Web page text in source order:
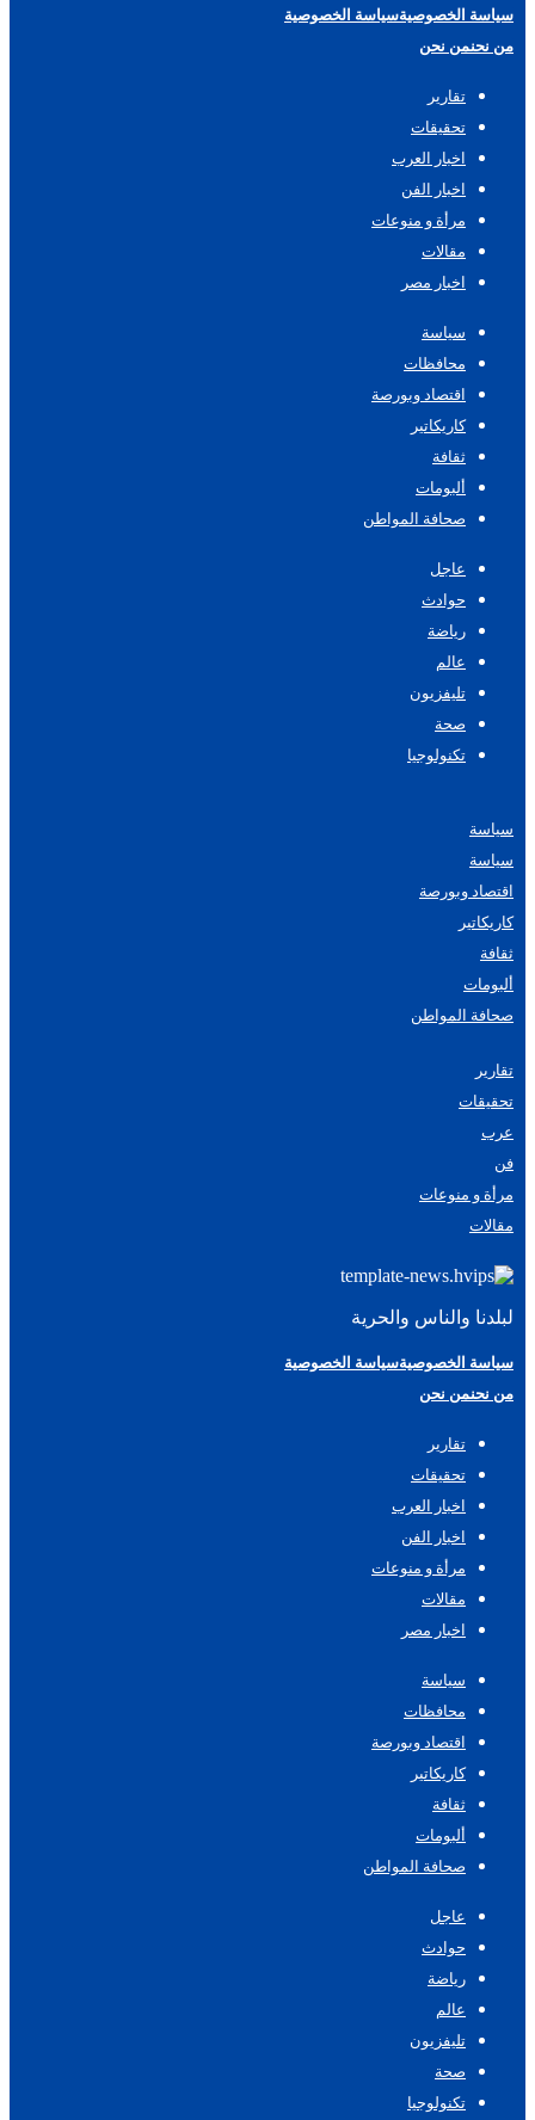
سياسة الخصوصيةسياسة الخصوصية
من نحنمن نحن
تقارير
تحقيقات
اخبار العرب
اخبار الفن
مرأة و منوعات
مقالات
اخبار مصر
سياسة
محافظات
اقتصاد وبورصة
كاريكاتير
ثقافة
ألبومات
صحافة المواطن
عاجل
حوادث
رياضة
عالم
تليفزيون
صحة
تكنولوجيا
سياسة
سياسة
اقتصاد وبورصة
كاريكاتير
ثقافة
ألبومات
صحافة المواطن
تقارير
تحقيقات
عرب
فن
مرأة و منوعات
مقالات
لبلدنا والناس والحرية
سياسة الخصوصيةسياسة الخصوصية
من نحنمن نحن
تقارير
تحقيقات
اخبار العرب
اخبار الفن
مرأة و منوعات
مقالات
اخبار مصر
سياسة
محافظات
اقتصاد وبورصة
كاريكاتير
ثقافة
ألبومات
صحافة المواطن
عاجل
حوادث
رياضة
عالم
تليفزيون
صحة
تكنولوجيا